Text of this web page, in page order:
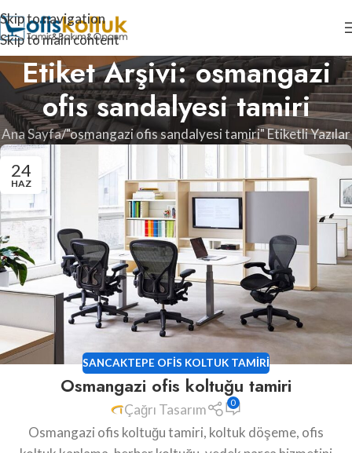
Skip to navigation
Skip to main content
Etiket Arşivi: osmangazi
ofis sandalyesi tamiri
Ana Sayfa "osmangazi ofis sandalyesi tamiri" Etiketli Yazılar
24
HAZ
SANCAKTEPE OFIS KOLTUK TAMIRI
Osmangazi ofis koltuğu tamiri
Çağrı Tasarım 0
Osmangazi ofis koltuğu tamiri, koltuk döşeme, ofis